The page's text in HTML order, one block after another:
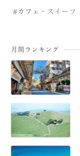
カフェ・スイーツ
月間ランキング